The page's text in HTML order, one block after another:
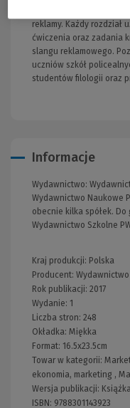
reklamy. Każdy rozdział
ćwiczenia oraz zadania
slangu reklamowego.
uczniów szkół
studentów filologii oraz
Informacje
Wydawnictwo:
Wydawnictwo Naukowe
obecnie kilka spółek.
Wydawnictwo Szkolne
Kraj produkcji: Polska
Producent: Wydawnictwo
Rok publikacji: 2017
Wydanie: 1
Liczba stron: 248
Okładka: Miękka
Format: 16.5x23.5cm
Towar w kategorii:
ekonomia, marketing ,
Wersja publikacji:
ISBN: 9788301143923